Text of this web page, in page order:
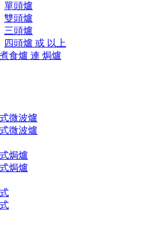
單頭爐
雙頭爐
三頭爐
四頭爐 或 以上
食爐 連 焗爐
微波爐
微波爐
焗爐
焗爐